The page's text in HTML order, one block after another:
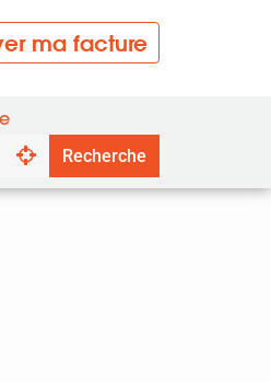
ma facture
Recherche